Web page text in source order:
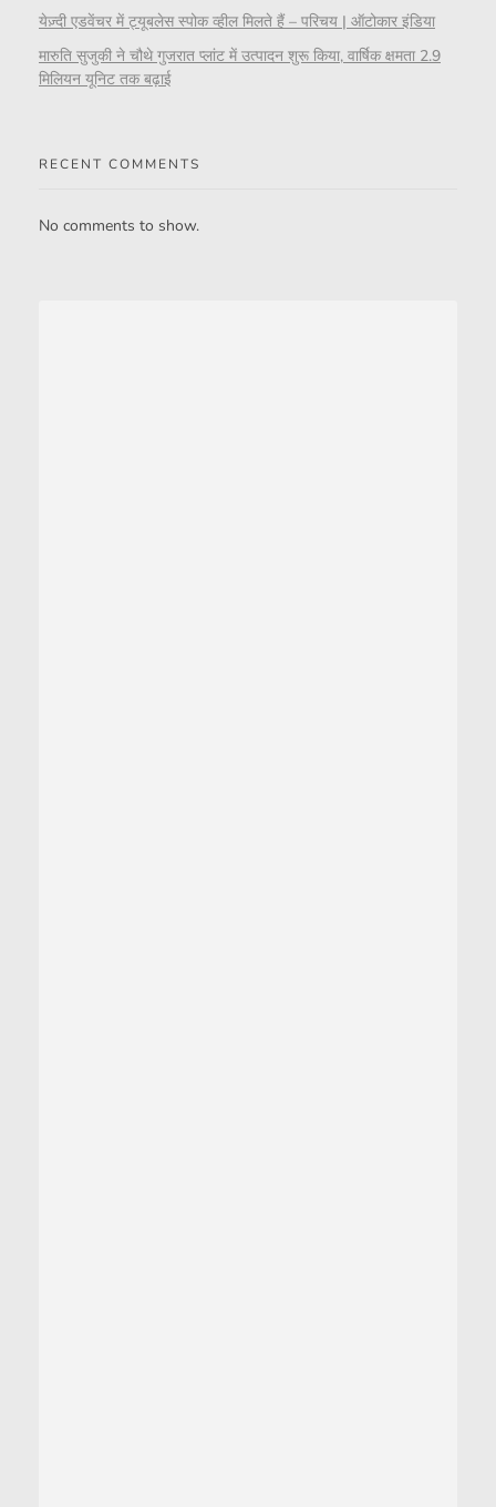
येज़्दी एडवेंचर में ट्यूबलेस स्पोक व्हील मिलते हैं – परिचय | ऑटोकार इंडिया
मारुति सुजुकी ने चौथे गुजरात प्लांट में उत्पादन शुरू किया, वार्षिक क्षमता 2.9
मिलियन यूनिट तक बढ़ाई
RECENT COMMENTS
No comments to show.